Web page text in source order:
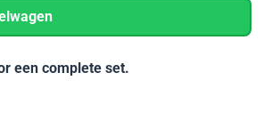
een complete set.